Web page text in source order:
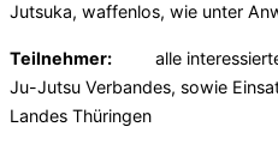
Jutsuka, waffenlos, wie unter
Teilnehmer: alle
Ju-Jutsu Verbandes, sowie
Landes Thüringen